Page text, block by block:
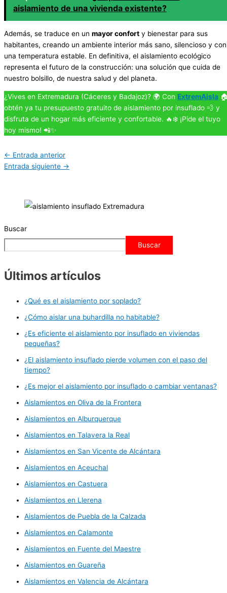
aislamiento de una vivienda existente?
Además, se traduce en un mayor confort y bienestar para sus
habitantes, creando un ambiente interior más sano, silencioso y con
una temperatura estable. En definitiva, el aislamiento ecológico
representa el futuro de la construcción: una solución que cuida de
nuestro bolsillo, de nuestra salud y del planeta.
¿Vives en Extremadura (Cáceres y Badajoz)? 🌍 Con ExtremAisla
obtén ya tu presupuesto gratuito de aislamiento por insuflado 💨 y
disfruta de un hogar más eficiente y confortable. 🔥❄️ ¡Pide el tuyo
hoy mismo! 📲✨
← Entrada anterior
Entrada siguiente →
Buscar
Buscar
Últimos artículos
¿Qué es el aislamiento por soplado?
¿Cómo aislar una buhardilla no habitable?
¿Es eficiente el aislamiento por insuflado en viviendas
pequeñas?
¿El aislamiento insuflado pierde volumen con el paso del
tiempo?
¿Es mejor el aislamiento por insuflado o cambiar ventanas?
Aislamientos en Oliva de la Frontera
Aislamientos en Alburquerque
Aislamientos en Talavera la Real
Aislamientos en San Vicente de Alcántara
Aislamientos en Aceuchal
Aislamientos en Castuera
Aislamientos en Llerena
Aislamientos de Puebla de la Calzada
Aislamientos en Calamonte
Aislamientos en Fuente del Maestre
Aislamientos en Guareña
Aislamientos en Valencia de Alcántara